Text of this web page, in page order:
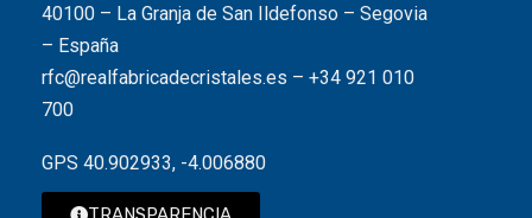
40100 – La Granja de San Ildefonso – Segovia
– España
rfc@realfabricadecristales.es – +34 921 010
700
GPS 40.902933, -4.006880